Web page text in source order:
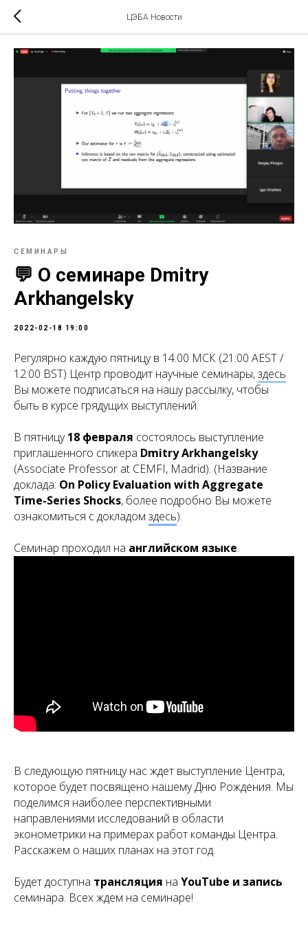
ЦЭБА Новости
СЕМИНАРЫ
💬 О семинаре Dmitry
Arkhangelsky
2022-02-18 19:00
Регулярно каждую пятницу в 14.00 МСК (21:00 AEST /
12:00 BST) Центр проводит научные семинары,здесь
Вы можете подписаться на нашу рассылку, чтобы
быть в курсе грядущих выступлений.
В пятницу18 февраля состоялось выступление
приглашенного спикера Dmitry Arkhangelsky
(Associate Professor at CEMFI, Madrid). (Название
доклада: On Policy Evaluation with Aggregate
Time-Series Shocks, более подробно Вы можете
ознакомиться с докладом здесь).
Семинар проходил на английском языке.
В следующую пятницу нас ждет выступление Центра,
которое будет посвящено нашему Дню Рождения. Мы
поделимся наиболее перспективными
направлениями исследований в области
эконометрики на примерах работ команды Центра.
Расскажем о наших планах на этот год.
Будет доступна трансляция на YouTube и запись
семинара. Всех ждем на семинаре!